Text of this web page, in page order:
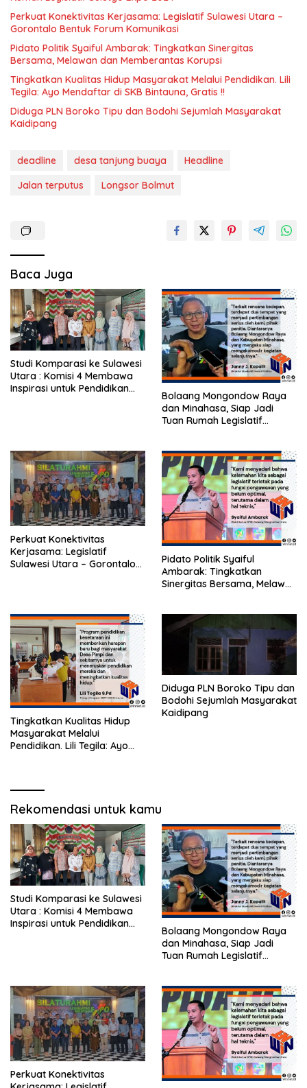
Perkuat Konektivitas Kerjasama: Legislatif Sulawesi Utara –
Gorontalo Bentuk Forum Komunikasi
Pidato Politik Syaiful Ambarak: Tingkatkan Sinergitas
Bersama, Melawan dan Memberantas Korupsi
Tingkatkan Kualitas Hidup Masyarakat Melalui Pendidikan. Lili
Tegila: Ayo Mendaftar di SKB Bintauna, Gratis !!
Diduga PLN Boroko Tipu dan Bodohi Sejumlah Masyarakat
Kaidipang
deadline desa tanjung buaya
Headline
Jalan terputus
Longsor Bolmut
Baca Juga
Studi Komparasi ke Sulawesi
Utara : Komisi 4 Membawa
Inspirasi untuk Pendidikan
Bolaang Mongondow Raya
dan Minahasa, Siap Jadi
Tuan Rumah Legislatif
Perkuat Konektivitas
Kerjasama: Legislatif
Sulawesi Utara – Gorontalo
Pidato Politik Syaiful
Ambarak: Tingkatkan
Sinergitas Bersama, Melawan
Tingkatkan Kualitas Hidup
Masyarakat Melalui
Pendidikan. Lili Tegila: Ayo
Diduga PLN Boroko Tipu dan
Bodohi Sejumlah Masyarakat
Kaidipang
Rekomendasi untuk kamu
Studi Komparasi ke Sulawesi
Utara : Komisi 4 Membawa
Inspirasi untuk Pendidikan
Bolaang Mongondow Raya
dan Minahasa, Siap Jadi
Tuan Rumah Legislatif
Perkuat Konektivitas